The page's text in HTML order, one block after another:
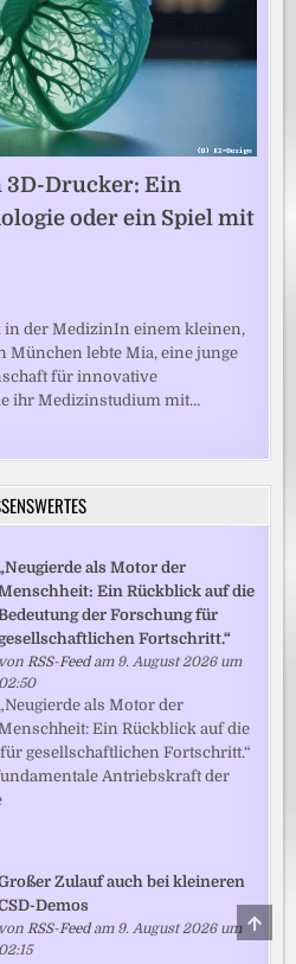
3D-Drucker: Ein
oder ein Spiel mit
in der MedizinIn einem kleinen,
München lebte Mia, eine junge
für innovative
ihr Medizinstudium mit…
als Motor der
Ein Rückblick auf die
der Forschung für
Fortschritt.“
vonRSS-Feedam 9. August 2026 um
02:50
als Motor der
Ein Rückblick auf die
gesellschaftlichen Fortschritt.“
Antriebskraft der
Zulauf auch bei kleineren
Demos
vonRSS-Feedam 9. August 2026 um
02:15
TO